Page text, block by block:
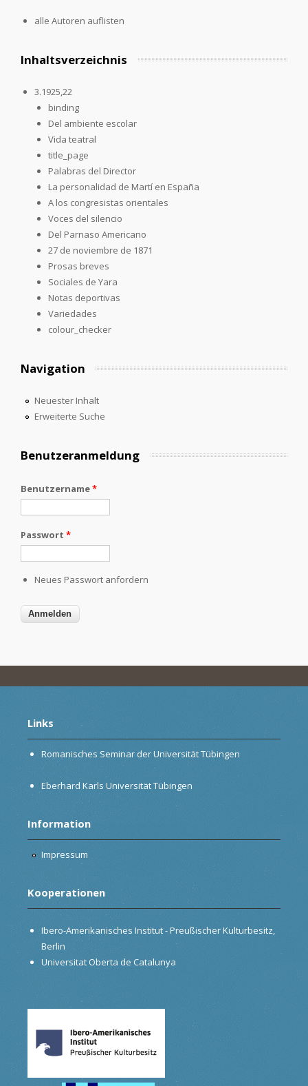
alle Autoren auflisten
Inhaltsverzeichnis
3.1925,22
binding
Del ambiente escolar
Vida teatral
title_page
Palabras del Director
La personalidad de Martí en España
A los congresistas orientales
Voces del silencio
Del Parnaso Americano
27 de noviembre de 1871
Prosas breves
Sociales de Yara
Notas deportivas
Variedades
colour_checker
Navigation
Neuester Inhalt
Erweiterte Suche
Benutzeranmeldung
Benutzername*
Passwort *
Neues Passwort anfordern
Links
Romanisches Seminar der Universität Tübingen
Eberhard Karls Universität Tübingen
Information
Impressum
Kooperationen
Ibero-Amerikanisches Institut - Preußischer Kulturbesitz,
Berlin
Universitat Oberta de Catalunya